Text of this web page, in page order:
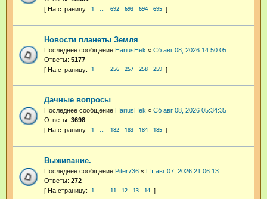
1 … 692 693 694 695
Новости планеты Земля
Последнее сообщение HariusHek « Сб авг 08, 2026 14:50:05
Ответы: 5177
1 256 257 258 259
Дачные вопросы
Последнее сообщение HariusHek « Сб авг 08, 2026 05:34:35
Ответы: 3698
1 … 182 183 184 185
Выживание.
Последнее сообщение Piter736 « Пт авг 07, 2026 21:06:13
Ответы: 272
1 … 11 12 13 14